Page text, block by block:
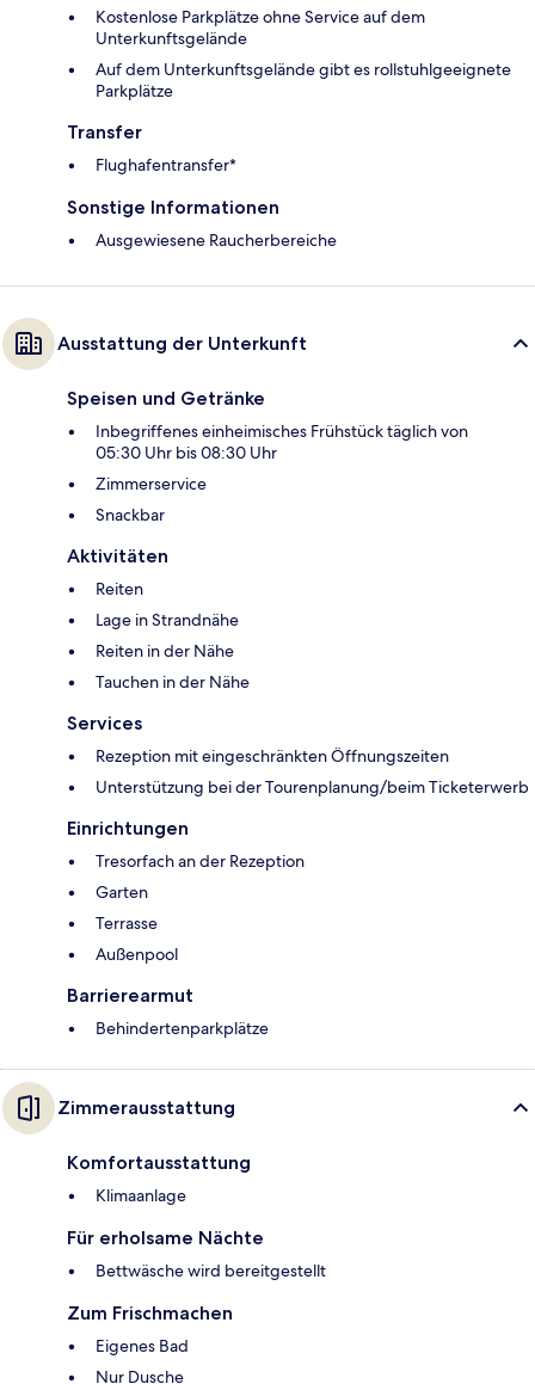
Kostenlose Parkplätze ohne Service auf dem
Unterkunftsgelände
Auf dem Unterkunftsgelände gibt es rollstuhlgeeignete
Parkplätze
Transfer
Flughafentransfer*
Sonstige Informationen
Ausgewiesene Raucherbereiche
Ausstattung der Unterkunft
Speisen und Getränke
Inbegriffenes einheimisches Frühstück täglich von
05:30 Uhr bis 08:30 Uhr
Zimmerservice
Snackbar
Aktivitäten
Reiten
Lage in Strandnähe
Reiten in der Nähe
Tauchen in der Nähe
Services
Rezeption mit eingeschränkten Öffnungszeiten
Unterstützung bei der Tourenplanung/beim Ticketerwerb
Einrichtungen
Tresorfach an der Rezeption
Garten
Terrasse
Außenpool
Barrierearmut
Behindertenparkplätze
Zimmerausstattung
Komfortausstattung
Klimaanlage
Für erholsame Nächte
Bettwäsche wird bereitgestellt
Zum Frischmachen
Eigenes Bad
Nur Dusche